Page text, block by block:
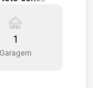
lavabo.
cerâmico e
em
1
Garagem